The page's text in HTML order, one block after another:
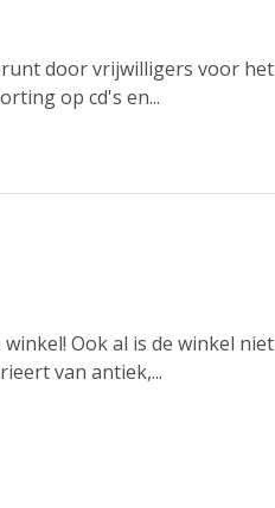
door vrijwilligers voor het
op cd's en...
Ook al is de winkel niet
van antiek,...